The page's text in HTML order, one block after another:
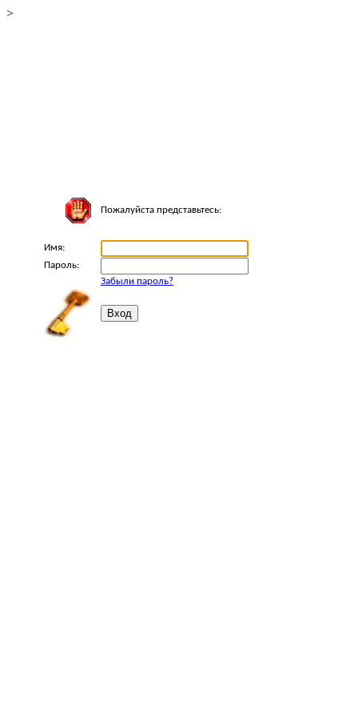
>
Пожалуйста представьтесь:
Имя:
Пароль:
Забыли пароль?